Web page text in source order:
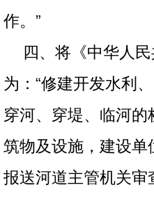
作。”
四、将《中华人
为：“修建开发水利
穿河、穿堤、临河
筑物及设施，建设
报送河道主管机关